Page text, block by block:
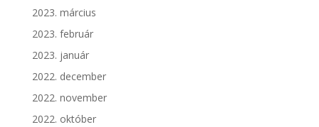
2023. március
2023. február
2023. január
2022. december
2022. november
2022. október